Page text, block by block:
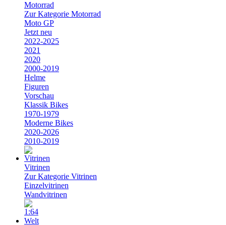
Motorrad
Zur Kategorie Motorrad
Moto GP
Jetzt neu
2022-2025
2021
2020
2000-2019
Helme
Figuren
Vorschau
Klassik Bikes
1970-1979
Moderne Bikes
2020-2026
2010-2019
Vitrinen
Zur Kategorie Vitrinen
Einzelvitrinen
Wandvitrinen